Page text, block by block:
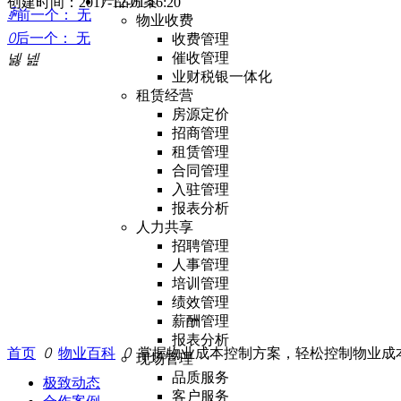
物业收费
收费管理
催收管理
业财税银一体化
租赁经营
房源定价
招商管理
租赁管理
合同管理
入驻管理
报表分析
人力共享
招聘管理
人事管理
培训管理
绩效管理
薪酬管理
报表分析
现场管理
品质服务
客户服务
ꄴ前一个：
无
ꄲ后一个：
无
넳 넲
首页 ꄲ 物业百科 ꄲ 掌握物业成本控制方案，轻松控制物业成
极致动态